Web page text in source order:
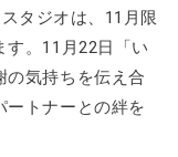
スタジオは、11月限
す。11月22日「い
の気持ちを伝え合
ートナーとの絆を